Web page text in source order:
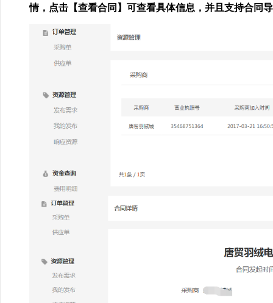
情，点击【查看合同】可查看具体信息，并且支持合同